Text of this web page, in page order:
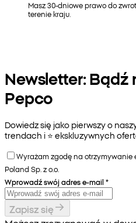
Masz 30-dniowe prawo do
terenie kraju.
Newsletter: Bądź
Pepco
Dowiedz się jako pierwszy o
trendach i ⭐️ ekskluzywnych
Wyrażam zgodę na
Poland Sp. z o.o.
Wprowadź swój adres e-mail *
Zapisz się